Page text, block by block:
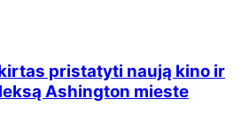
pristatyti naują kino ir
Ashington mieste